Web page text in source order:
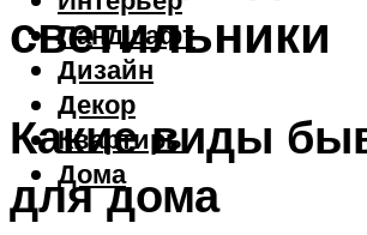
Ландшафт
Дизайн
Декор
Квартиры
Дома
светильники
Какие виды
для дома